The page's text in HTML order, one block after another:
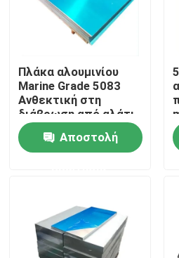
Προϊόντα
βίντεο
Πλάκα αλουμινίου
Marine Grade 5083
Ανθεκτική στη
διάβρωση από αλάτι
για ναυπηγική
πιστοποιημένη κατά
ANSI
Αποστολή